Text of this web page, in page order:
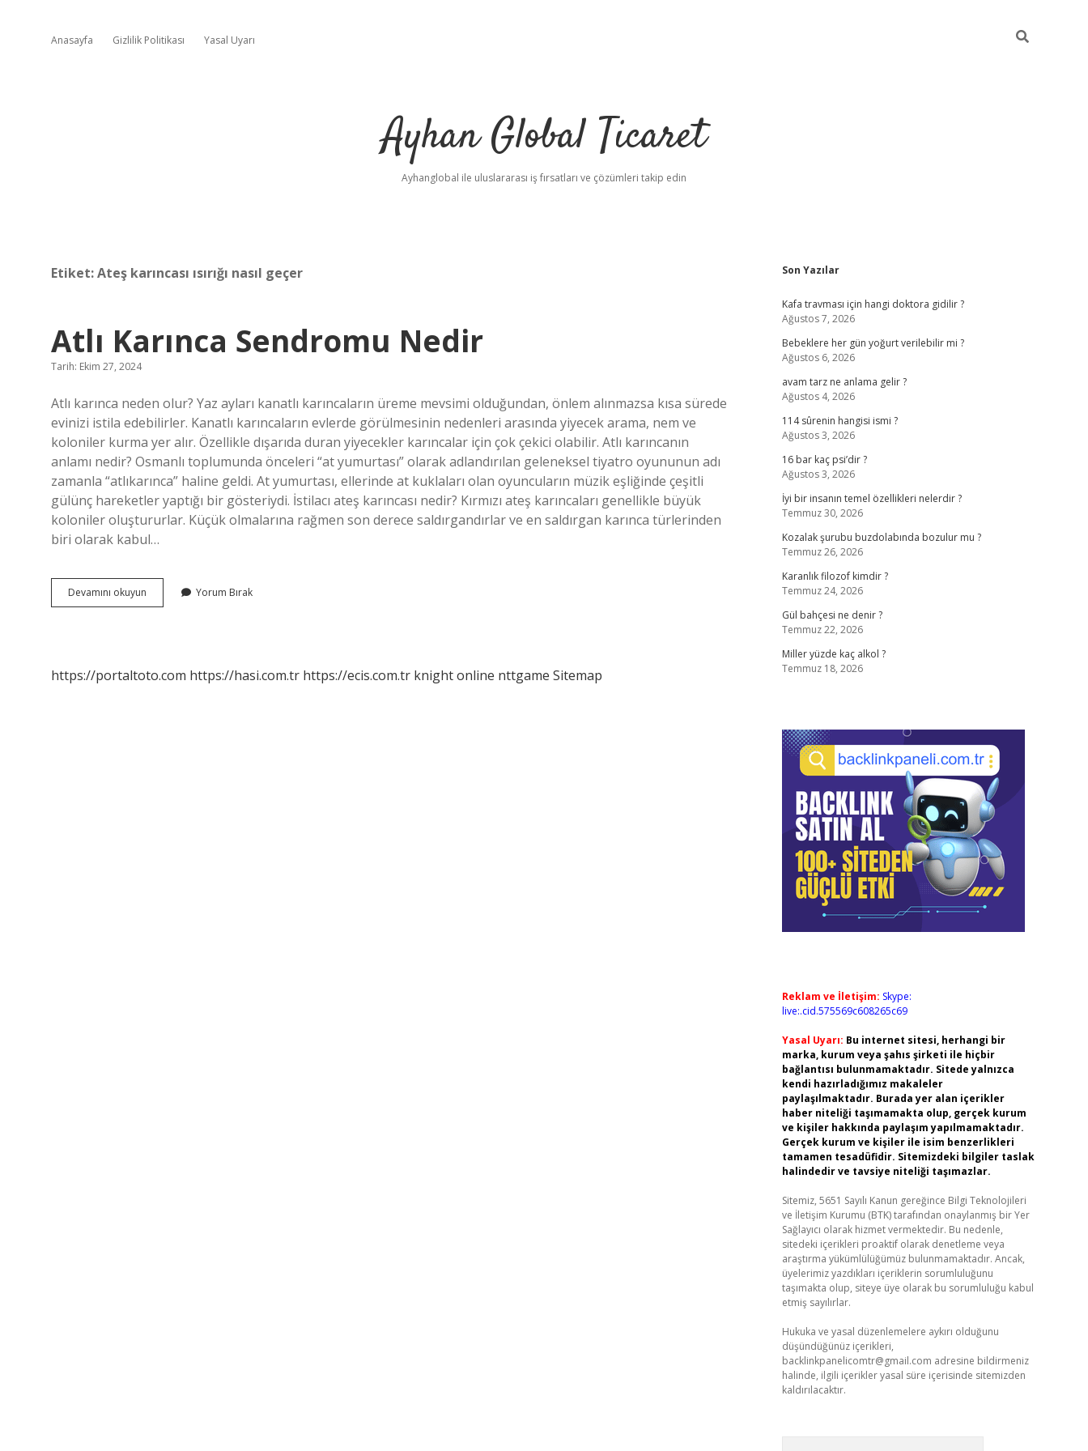
Anasayfa Gizlilik Politikası Yasal Uyarı
Ayhan Global Ticaret
Ayhanglobal ile uluslararası iş fırsatları ve çözümleri takip edin
Etiket:Ateş karıncası ısırığı nasıl geçer
Atlı Karınca Sendromu Nedir
Tarih: Ekim 27, 2024
Atlı karınca neden olur? Yaz ayları kanatlı karıncaların üreme mevsimi olduğundan, önlem alınmazsa kısa sürede
evinizi istila edebilirler. Kanatlı karıncaların evlerde görülmesinin nedenleri arasında yiyecek arama, nem ve
koloniler kurma yer alır. Özellikle dışarıda duran yiyecekler karıncalar için çok çekici olabilir. Atlı karıncanın
anlamı nedir? Osmanlı toplumunda önceleri “at yumurtası” olarak adlandırılan geleneksel tiyatro oyununun adı
zamanla “atlıkarınca” haline geldi. At yumurtası, ellerinde at kuklaları olan oyuncuların müzik eşliğinde çeşitli
gülünç hareketler yaptığı bir gösteriydi. İstilacı ateş karıncası nedir? Kırmızı ateş karıncaları genellikle büyük
koloniler oluştururlar. Küçük olmalarına rağmen son derece saldırgandırlar ve en saldırgan karınca türlerinden
biri olarak kabul…
Devamını okuyun
Karınca
Yorum Bırak
https://portaltoto.com https://hasi.com.tr https://ecis.com.tr knight online nttgame Sitemap
Sidebar
Son Yazılar
Kafa travması için hangi doktora gidilir ?
Ağustos 7, 2026
Bebeklere her gün yoğurt verilebilir mi ?
Ağustos 6, 2026
avam tarz ne anlama gelir ?
Ağustos 4, 2026
114 sûrenin hangisi ismi ?
Ağustos 3, 2026
16 bar kaç psi’dir ?
Ağustos 3, 2026
İyi bir insanın temel özellikleri nelerdir ?
Temmuz 30, 2026
Kozalak şurubu buzdolabında bozulur mu ?
Temmuz 26, 2026
Karanlık filozof kimdir ?
Temmuz 24, 2026
Gül bahçesi ne denir ?
Temmuz 22, 2026
Miller yüzde kaç alkol ?
Temmuz 18, 2026
Reklam ve İletişim: Skype:
live:.cid.575569c608265c69
Yasal Uyarı: Bu internet sitesi, herhangi bir
marka, kurum veya şahıs şirketi ile hiçbir
bağlantısı bulunmamaktadır. Sitede yalnızca
kendi hazırladığımız makaleler
paylaşılmaktadır. Burada yer alan içerikler
haber niteliği taşımamakta olup, gerçek kurum
ve kişiler hakkında paylaşım yapılmamaktadır.
Gerçek kurum ve kişiler ile isim benzerlikleri
tamamen tesadüfidir. Sitemizdeki bilgiler taslak
halindedir ve tavsiye niteliği taşımazlar.
Sitemiz, 5651 Sayılı Kanun gereğince Bilgi Teknolojileri
ve İletişim Kurumu (BTK) tarafından onaylanmış bir Yer
Sağlayıcı olarak hizmet vermektedir. Bu nedenle,
sitedeki içerikleri proaktif olarak denetleme veya
araştırma yükümlülüğümüz bulunmamaktadır. Ancak,
üyelerimiz yazdıkları içeriklerin sorumluluğunu
taşımakta olup, siteye üye olarak bu sorumluluğu kabul
etmiş sayılırlar.
Hukuka ve yasal düzenlemelere aykırı olduğunu
düşündüğünüz içerikleri,
backlinkpanelicomtr@gmail.com adresine bildirmeniz
halinde, ilgili içerikler yasal süre içerisinde sitemizden
kaldırılacaktır.